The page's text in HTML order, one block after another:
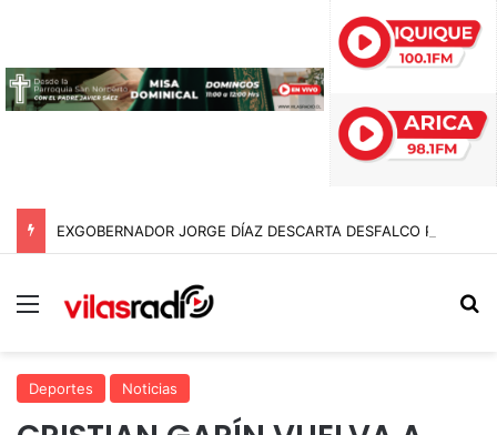
Menú
Deportes Noticias